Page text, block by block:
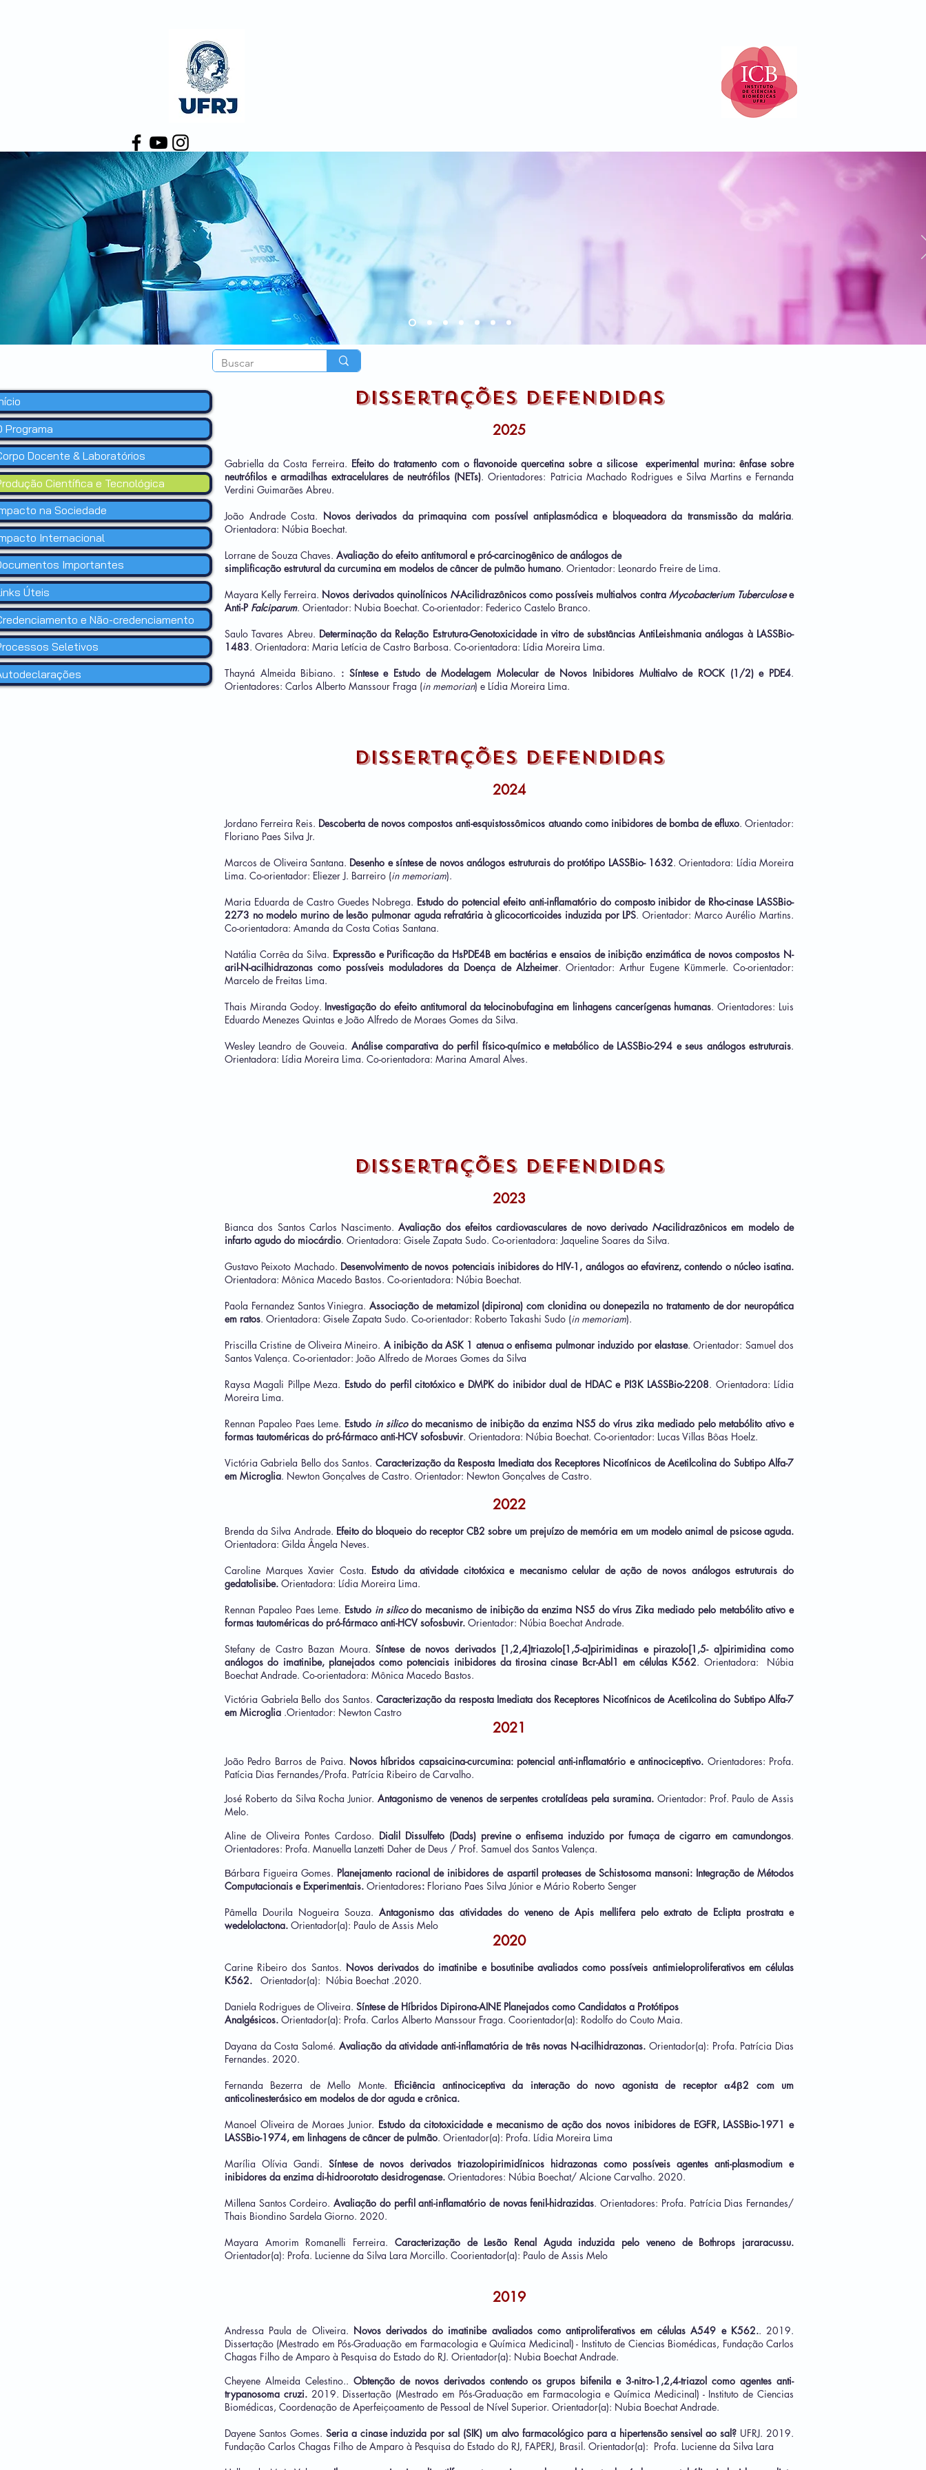
Dissertações defendidas
2025
Gabriella da Costa Ferreira. Efeito do tratamento com o flavonoide quercetina sobre a silicoseexperimental murina: ênfase sobre
neutrófilos e armadilhas extracelulares de neutrófilos (NETs). Orientadores: Patricia Machado Rodrigues e Silva Martins e Fernanda
Verdini Guimarães Abreu.
João Andrade Costa. Novos derivados da primaquina com possível antiplasmódica e bloqueadora da transmissão da malária.
Orientadora: Núbia Boechat.
Lorrane de Souza Chaves. Avaliação do efeito antitumoral e pró-carcinogênico de análogos de
simplificação estrutural da curcumina em modelos de câncer de pulmão humano. Orientador: Leonardo Freire de Lima.
Mayara Kelly Ferreira. Novos derivados quinolínicos N-Acilidrazônicos como possíveis multialvos contra Mycobacterium Tuberculosee
Anti-P Falciparum. Orientador: Nubia Boechat. Co-orientador: Federico Castelo Branco.
Saulo Tavares Abreu. Determinação da Relação Estrutura-Genotoxicidade in vitro de substâncias AntiLeishmania análogas à LASSBio-
1483. Orientadora: Maria Letícia de Castro Barbosa. Co-orientadora: Lídia Moreira Lima.
Thayná Almeida Bibiano. : Síntese e Estudo de Modelagem Molecular de Novos Inibidores Multialvo de ROCK (1/2) e PDE4.
Orientadores: Carlos Alberto Manssour Fraga (in memorian) e Lídia Moreira Lima.
Dissertações defendidas
2024
Jordano Ferreira Reis. Descoberta de novos compostos anti-esquistossômicos atuando como inibidores de bomba de efluxo. Orientador:
Floriano Paes Silva Jr.
Marcos de Oliveira Santana. Desenho e síntese de novos análogos estruturais do protótipo LASSBio- 1632. Orientadora: Lídia Moreira
Lima. Co-orientador: Eliezer J. Barreiro (in memoriam).
Maria Eduarda de Castro Guedes Nobrega. Estudo do potencial efeito anti-inflamatório do composto inibidor de Rho-cinase LASSBio-
2273 no modelo murino de lesão pulmonar aguda refratária à glicocorticoides induzida por LPS. Orientador: Marco Aurélio Martins.
Co-orientadora: Amanda da Costa Cotias Santana.
Natália Corrêa da Silva. Expressão e Purificação da HsPDE4B em bactérias e ensaios de inibição enzimática de novos compostos N-
aril-N-acilhidrazonas como possíveis moduladores da Doença de Alzheimer. Orientador: Arthur Eugene Kümmerle. Co-orientador:
Marcelo de Freitas Lima.
Thais Miranda Godoy. Investigação do efeito antitumoral da telocinobufagina em linhagens cancerígenas humanas. Orientadores: Luis
Eduardo Menezes Quintas e João Alfredo de Moraes Gomes da Silva.
Wesley Leandro de Gouveia. Análise comparativa do perfil físico-químico e metabólico de LASSBio-294 e seus análogos estruturais.
Orientadora: Lídia Moreira Lima. Co-orientadora: Marina Amaral Alves.
Dissertações defendidas
2023
Bianca dos Santos Carlos Nascimento.Avaliação dos efeitos cardiovasculares de novo derivado N-acilidrazônicos em modelo de
infarto agudo do miocárdio. Orientadora: Gisele Zapata Sudo. Co-orientadora: Jaqueline Soares da Silva.
Gustavo Peixoto Machado. Desenvolvimento de novos potenciais inibidores do HIV-1, análogos ao efavirenz, contendo o núcleo isatina.
Orientadora: Mônica Macedo Bastos. Co-orientadora: Núbia Boechat.
Paola Fernandez Santos Viniegra. Associação de metamizol (dipirona) com clonidina ou donepezila no tratamento de dor neuropática
em ratos. Orientadora: Gisele Zapata Sudo. Co-orientador: Roberto Takashi Sudo (in memoriam).
Priscilla Cristine de Oliveira Mineiro. A inibição da ASK 1 atenua o enfisema pulmonar induzido por elastase. Orientador: Samuel dos
Santos Valença. Co-orientador: João Alfredo de Moraes Gomes da Silva
Raysa Magali Pillpe Meza. Estudo do perfil citotóxico e DMPK do inibidor dual de HDAC e PI3K LASSBio-2208. Orientadora: Lídia
Moreira Lima.
Rennan Papaleo Paes Leme. Estudo in silicodo mecanismo de inibição da enzima NS5 do vírus zika mediado pelo metabólito ativo e
formas tautoméricas do pró-fármaco anti-HCV sofosbuvir. Orientadora: Núbia Boechat. Co-orientador: Lucas Villas Bôas Hoelz.
Victória Gabriela Bello dos Santos. Caracterização da Resposta Imediata dos Receptores Nicotínicos de Acetilcolina do Subtipo Alfa-7
em Microglia. Newton Gonçalves de Castro. Orientador: Newton Gonçalves de Castro.
2022
Brenda da Silva Andrade. Efeito do bloqueio do receptor CB2 sobre um prejuízo de memória em um modelo animal de psicose aguda.
Orientadora: Gilda Ângela Neves.
Caroline Marques Xavier Costa. Estudo da atividade citotóxica e mecanismo celular de ação de novos análogos estruturais do
gedatolisibe. Orientadora: Lídia Moreira Lima.
Rennan Papaleo Paes Leme. Estudo in silicodo mecanismo de inibição da enzima NS5 do vírus Zika mediado pelo metabólito ativo e
formas tautoméricas do pró-fármaco anti-HCV sofosbuvir. Orientador: Núbia Boechat Andrade.
Stefany de Castro Bazan Moura.Síntese de novos derivados [1,2,4]triazolo[1,5-a]pirimidinas e pirazolo[1,5- a]pirimidina como
análogos do imatinibe, planejados como potenciais inibidores da tirosina cinase Bcr-Abl1 em células K562. Orientadora: Núbia
Boechat Andrade. Co-orientadora: Mônica Macedo Bastos.
Victória Gabriela Bello dos Santos. Caracterização da resposta Imediata dos Receptores Nicotínicos de Acetilcolina do Subtipo Alfa-7
em Microglia .Orientador: Newton Castro
2021
João Pedro Barros de Paiva. Novos híbridos capsaicina-curcumina: potencial anti-inflamatório e antinociceptivo. Orientadores: Profa.
Patícia Dias Fernandes/Profa. Patrícia Ribeiro de Carvalho.
José Roberto da Silva Rocha Junior. Antagonismo de venenos de serpentes crotalídeas pela suramina. Orientador: Prof. Paulo de Assis
Melo.
Aline de Oliveira Pontes Cardoso. Dialil Dissulfeto (Dads) previne o enfisema induzido por fumaça de cigarro em camundongos.
Orientadores: Profa. Manuella Lanzetti Daher de Deus / Prof. Samuel dos Santos Valença.
Bárbara Figueira Gomes. Planejamento racional de inibidores de aspartil proteases de Schistosoma mansoni: Integração de Métodos
Computacionais e Experimentais. Orientadores: Floriano Paes Silva Júnior e Mário Roberto Senger
Pâmella Dourila Nogueira Souza. Antagonismo das atividades do veneno de Apis mellifera pelo extrato de Eclipta prostrata e
wedelolactona. Orientador(a): Paulo de Assis Melo
2020
Carine Ribeiro dos Santos. Novos derivados do imatinibe e bosutinibe avaliados como possíveis antimieloproliferativos em células
K562.
Orientador(a): Núbia Boechat .2020.
Daniela Rodrigues de Oliveira. Síntese de Híbridos Dipirona-AINE Planejados como Candidatos a Protótipos
Analgésicos. Orientador(a): Profa. Carlos Alberto Manssour Fraga. Coorientador(a): Rodolfo do Couto Maia.
Dayana da Costa Salomé. Avaliação da atividade anti-inflamatória de três novas N-acilhidrazonas. Orientador(a): Profa. Patrícia Dias
Fernandes. 2020.
Fernanda Bezerra de Mello Monte. Eficiência antinociceptiva da interação do novo agonista de receptor α4β2 com um
anticolinesterásico em modelos de dor aguda e crônica.
Manoel Oliveira de Moraes Junior. Estudo da citotoxicidade e mecanismo de ação dos novos inibidores de EGFR, LASSBio-1971 e
LASSBio-1974, em linhagens de câncer de pulmão. Orientador(a): Profa. Lídia Moreira Lima
Marília Olívia Gandi. Síntese de novos derivados triazolopirimidínicos hidrazonas como possíveis agentes anti-plasmodium e
inibidores da enzima di-hidroorotato desidrogenase. Orientadores: Núbia Boechat/ Alcione Carvalho. 2020.
Millena Santos Cordeiro. Avaliação do perfil anti-inflamatório de novas fenil-hidrazidas. Orientadores: Profa. Patrícia Dias Fernandes/
Thais Biondino Sardela Giorno. 2020.
Mayara Amorim Romanelli Ferreira. Caracterização de Lesão Renal Aguda induzida pelo veneno de Bothrops jararacussu.
Orientador(a): Profa. Lucienne da Silva Lara Morcillo. Coorientador(a): Paulo de Assis Melo
2019
Andressa Paula de Oliveira. Novos derivados do imatinibe avaliados como antiproliferativos em células A549 e K562.. 2019.
Dissertação (Mestrado em Pós-Graduação em Farmacologia e Química Medicinal) - Instituto de Ciencias Biomédicas, Fundação Carlos
Chagas Filho de Amparo à Pesquisa do Estado do RJ. Orientador(a): Nubia Boechat Andrade.
Cheyene Almeida Celestino.. Obtenção de novos derivados contendo os grupos bifenila e 3-nitro-1,2,4-triazol como agentes anti-
trypanosoma cruzi.2019. Dissertação (Mestrado em Pós-Graduação em Farmacologia e Química Medicinal) - Instituto de Ciencias
Biomédicas, Coordenação de Aperfeiçoamento de Pessoal de Nível Superior. Orientador(a): Nubia Boechat Andrade.
Dayene Santos Gomes. Seria a cinase induzida por sal (SIK) um alvo farmacológico para a hipertensão sensivel ao sal? UFRJ. 2019.
Fundação Carlos Chagas Filho de Amparo à Pesquisa do Estado do RJ, FAPERJ, Brasil. Orientador(a): Profa. Lucienne da Silva Lara
Programa
Docente & Laboratórios
Científica e Tecnológica
na Sociedade
Internacional
Importantes
Úteis
e Não-credenciamento
Seletivos